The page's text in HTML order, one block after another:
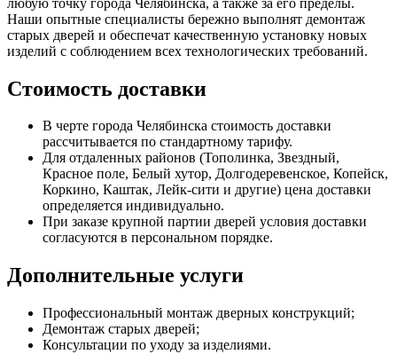
Наши опытные специалисты бережно выполнят демонтаж
старых дверей и обеспечат качественную установку новых
изделий с соблюдением всех технологических требований.
Стоимость доставки
В черте города Челябинска стоимость доставки
рассчитывается по стандартному тарифу.
Для отдаленных районов (Тополинка, Звездный,
Красное поле, Белый хутор, Долгодеревенское, Копейск,
Коркино, Каштак, Лейк-сити и другие) цена доставки
определяется индивидуально.
При заказе крупной партии дверей условия доставки
согласуются в персональном порядке.
Дополнительные услуги
Профессиональный монтаж дверных конструкций;
Демонтаж старых дверей;
Консультации по уходу за изделиями.